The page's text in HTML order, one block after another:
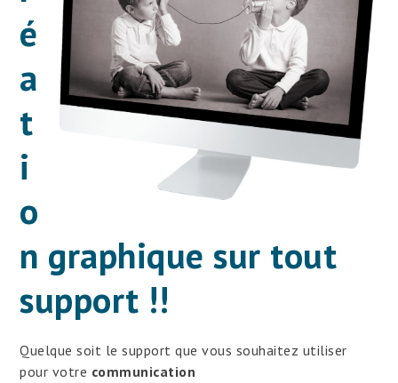
é
a
t
i
o
n graphique sur tout
support !!
Quelque soit le support que vous souhaitez utiliser
pour votre communication